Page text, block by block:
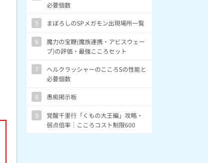
必要個数
5 まぼろしのSPメガモン出現場所一覧
6
魔力の宝鞭(魔族連携・アビスウェー
ブ)の評価・最強こころセット
7
ヘルクラッシャーのこころSの性能と
必要個数
8 愚痴掲示板
9
覚醒千里行「くもの大王編」攻略・
弱点倍率｜こころコスト制限600